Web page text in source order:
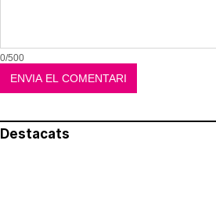
0/500
Destacats